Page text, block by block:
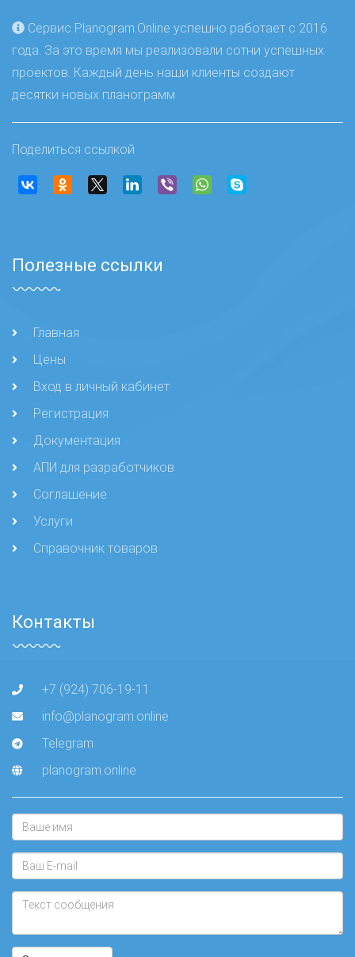
Сервис Planogram.Online успешно работает с 2016
года. За это время мы реализовали сотни успешных
проектов. Каждый день наши клиенты создают
десятки новых планограмм
Поделиться ссылкой
Полезные ссылки
Главная
Цены
Вход в личный кабинет
Регистрация
Документация
АПИ для разработчиков
Соглашение
Услуги
Справочник товаров
Контакты
+7 (924) 706-19-11
info@planogram.online
Telegram
planogram.online